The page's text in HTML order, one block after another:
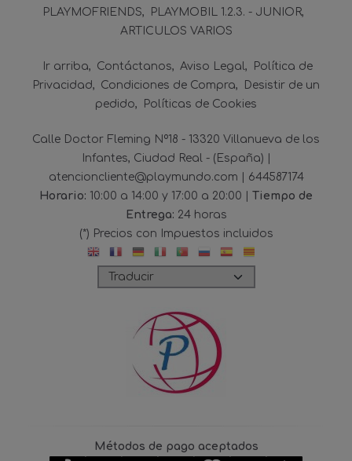
PLAYMOFRIENDS
PLAYMOBIL 1.2.3. - JUNIOR
ARTICULOS VARIOS
Ir arriba Contáctanos Aviso Legal
Política de
Privacidad
Condiciones de Compra
Desistir de un
pedido
Políticas de Cookies
Calle Doctor Fleming Nº18 - 13320 Villanueva de los
Infantes, Ciudad Real - (España) |
atencioncliente@playmundo.com | 644587174
Horario: 10:00 a 14:00 y 17:00 a 20:00 | Tiempo de
Entrega: 24 horas
(*) Precios con Impuestos incluidos
Métodos de pago aceptados